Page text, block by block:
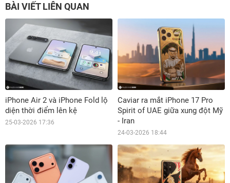
BÀI VIẾT LIÊN QUAN
iPhone Air 2 và iPhone Fold lộ
diện thời điểm lên kệ
25-03-2026 17:36
Caviar ra mắt iPhone 17 Pro
Spirit of UAE giữa xung đột Mỹ
- Iran
24-03-2026 18:44